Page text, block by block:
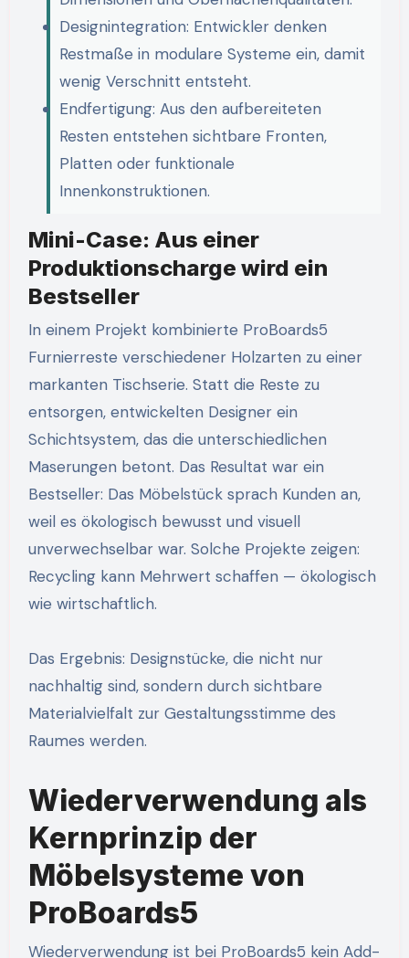
Designintegration: Entwickler denken
Restmaße in modulare Systeme ein, damit
wenig Verschnitt entsteht.
Endfertigung: Aus den aufbereiteten
Resten entstehen sichtbare Fronten,
Platten oder funktionale
Innenkonstruktionen.
Mini-Case: Aus einer
Produktionscharge wird ein
Bestseller
In einem Projekt kombinierte ProBoards5
Furnierreste verschiedener Holzarten zu einer
markanten Tischserie. Statt die Reste zu
entsorgen, entwickelten Designer ein
Schichtsystem, das die unterschiedlichen
Maserungen betont. Das Resultat war ein
Bestseller: Das Möbelstück sprach Kunden an,
weil es ökologisch bewusst und visuell
unverwechselbar war. Solche Projekte zeigen:
Recycling kann Mehrwert schaffen — ökologisch
wie wirtschaftlich.
Das Ergebnis: Designstücke, die nicht nur
nachhaltig sind, sondern durch sichtbare
Materialvielfalt zur Gestaltungsstimme des
Raumes werden.
Wiederverwendung als
Kernprinzip der
Möbelsysteme von
ProBoards5
Wiederverwendung ist bei ProBoards5 kein Add-